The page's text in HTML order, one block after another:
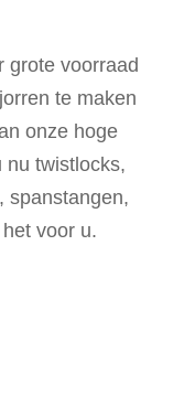
grote voorraad
te maken
onze hoge
nu twistlocks,
spanstangen,
voor u.